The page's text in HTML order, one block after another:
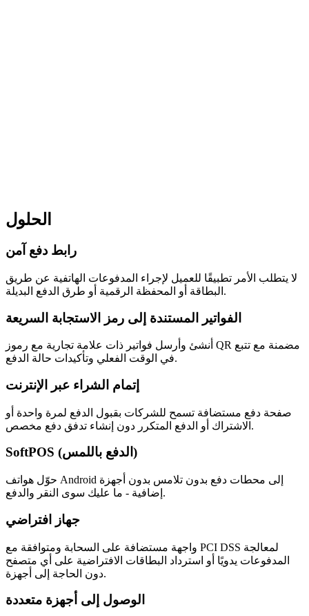
الحلول
رابط دفع آمن
لا يتطلب الأمر تطبيقًا للعميل لإجراء المدفوعات الهاتفية عن طريق
البطاقة أو المحفظة الرقمية أو طرق الدفع البديلة.
الفواتير المستندة إلى رمز الاستجابة السريعة
أنشئ وأرسل فواتير ذات علامة تجارية مع رموز QR مضمنة مع تتبع
في الوقت الفعلي وتأكيدات حالة الدفع.
إتمام الشراء عبر الإنترنت
صفحة دفع مستضافة تسمح للشركات بقبول الدفع لمرة واحدة أو
الاشتراك أو الدفع المتكرر دون إنشاء تدفق دفع مخصص.
SoftPOS (الدفع باللمس)
حوّل هواتف Android إلى محطات دفع بدون تلامس بدون أجهزة
إضافية - ما عليك سوى النقر والدفع.
جهاز افتراضي
واجهة مستضافة على السحابة ومتوافقة مع PCI DSS لمعالجة
المدفوعات يدويًا أو استرداد البطاقات الافتراضية على أي متصفح
دون الحاجة إلى أجهزة.
الوصول إلى أجهزة متعددة